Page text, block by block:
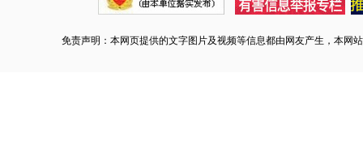
免责声明：本网页提供的文字图片及视频等信息都由网友产生，本网